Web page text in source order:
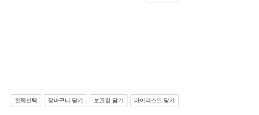
전체선택 장바구니 담기 보관함 담기 마이리스트 담기